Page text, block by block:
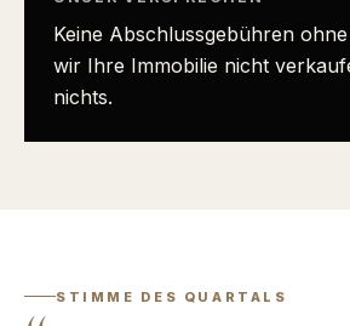
Keine Abschlussgebühren
wir Ihre Immobilie nicht
nichts.
STIMME DES QUARTALS